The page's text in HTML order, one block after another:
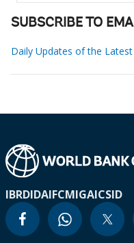
SUBSCRIBE TO
Daily Updates of the
IBRDIDAIFCMIGAICSID